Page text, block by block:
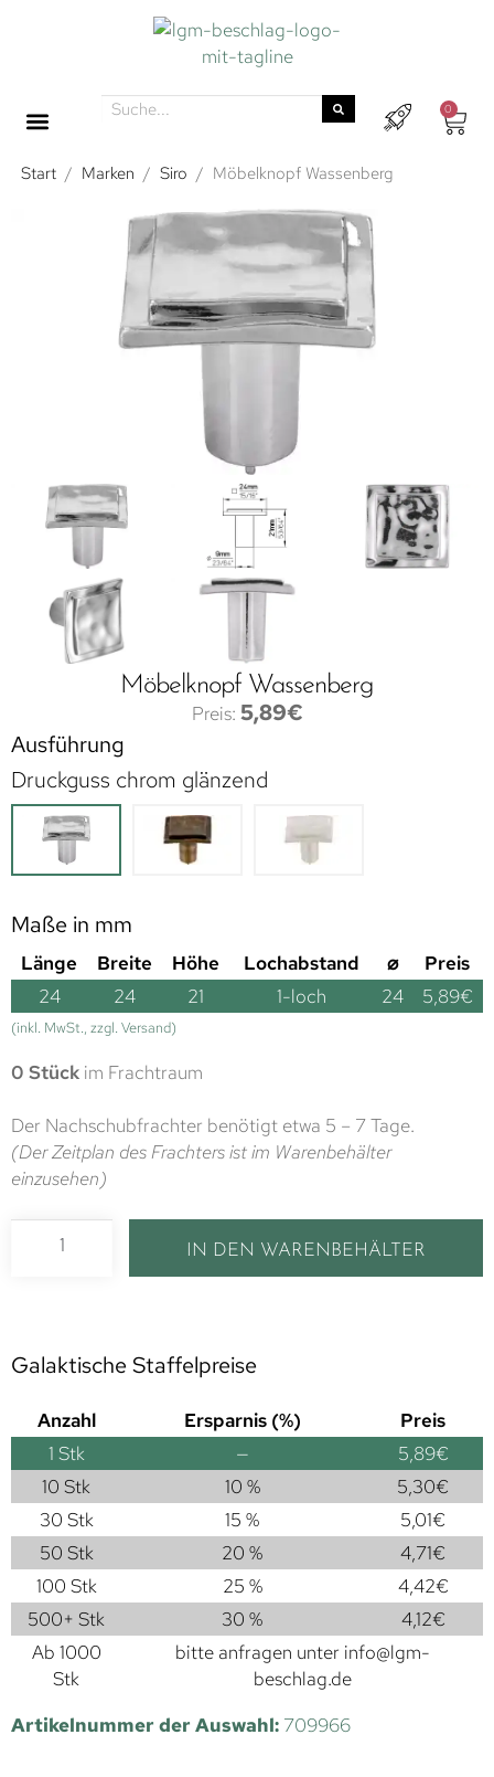
0
Start / Marken / Siro / Möbelknopf Wassenberg
Möbelknopf Wassenberg
5,89€
Ausführung
Druckguss chrom glänzend
Maße in mm
Länge Breite Höhe Lochabstand ⌀
Preis
24
24 21 1-loch 24 5,89€
(inkl. MwSt., zzgl. Versand)
0 Stück im Frachtraum
Der Nachschubfrachter benötigt etwa 5 – 7 Tage.
(Der Zeitplan des Frachters ist im Warenbehälter
einzusehen)
IN DEN WARENBEHÄLTER
Galaktische Staffelpreise
Anzahl Ersparnis (%)
Preis
1 Stk — 5,89€
10 Stk
10 % 5,30€
30 Stk
15 % 5,01€
50 Stk
20 % 4,71€
100 Stk
25 % 4,42€
500+ Stk
30 % 4,12€
Ab 1000
Stk
bitte anfragen unter info@lgm-
beschlag.de
Artikelnummer der Auswahl: 709966